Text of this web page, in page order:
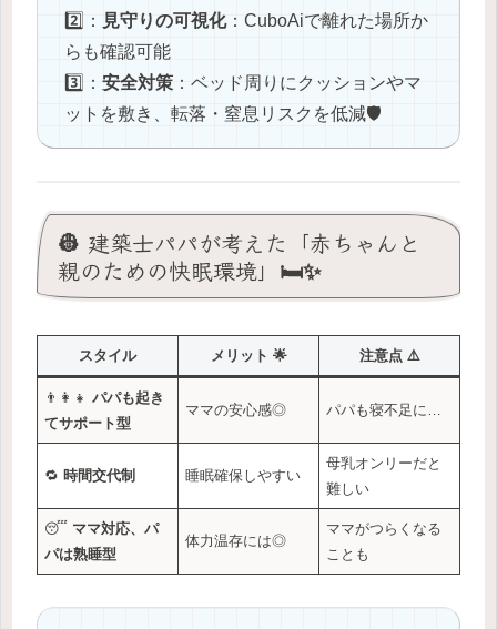
2️⃣： 見守りの可視化：CuboAiで離れた場所か
らも確認可能
3️⃣： 安全対策 ：ベッド周りにクッションやマ
ットを敷き、転落・窒息リスクを低減🛡️
👷 建築士パパが考えた「赤ちゃんと
親のための快眠環境」🛏️✨
スタイル メリット 🌟 注意点 ⚠️
👨‍👩‍👧パパも起き
てサポート型
ママの安心感◎ パパも寝不足に…
🔁 時間交代制 睡眠確保しやすい
母乳オンリーだと
難しい
😴 ママ対応、パ
パは熟睡型
体力温存には◎
ママがつらくなる
ことも